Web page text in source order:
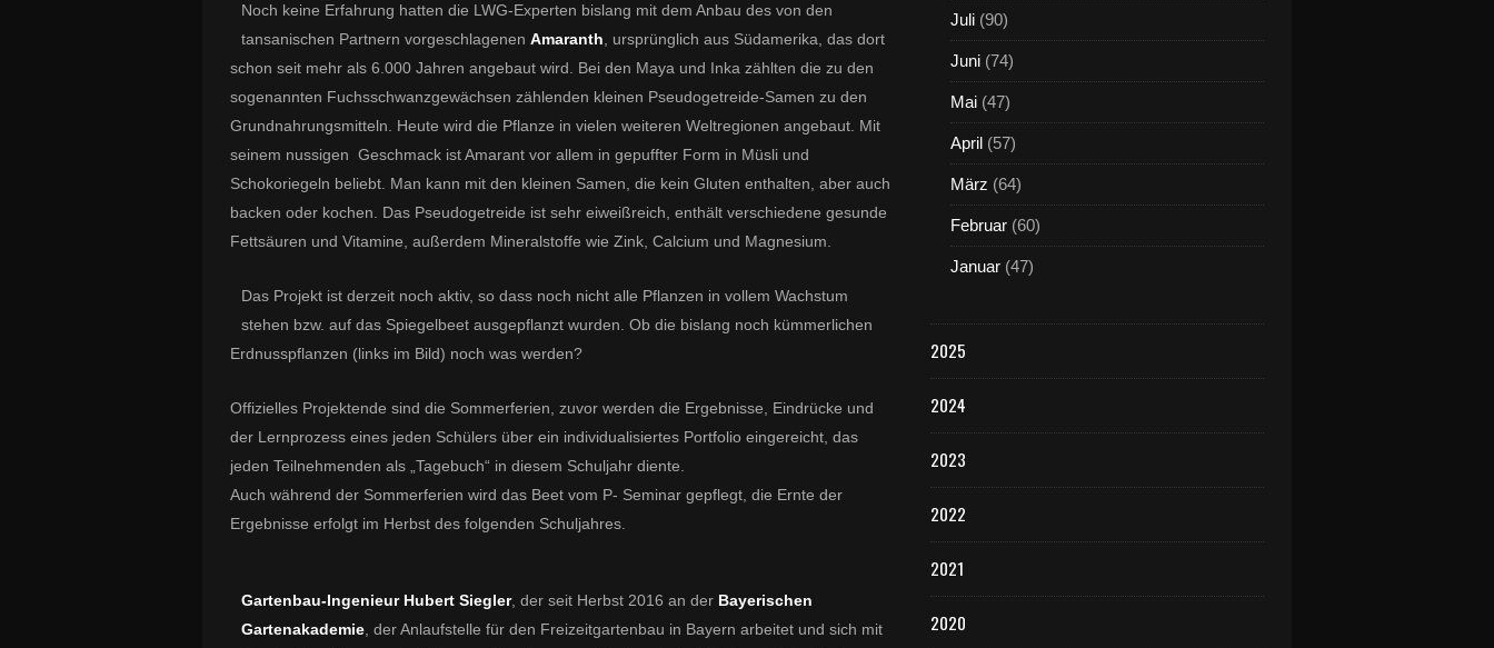
Noch keine Erfahrung hatten die LWG-Experten bislang mit dem Anbau des von den
tansanischen Partnern vorgeschlagenen Amaranth , ursprünglich aus Südamerika, das dort
schon seit mehr als 6.000 Jahren angebaut wird. Bei den Maya und Inka zählten die zu den
sogenannten Fuchsschwanzgewächsen zählenden kleinen Pseudogetreide-Samen zu den
Grundnahrungsmitteln. Heute wird die Pflanze in vielen weiteren Weltregionen angebaut. Mit
seinem nussigen Geschmack ist Amarant vor allem in gepuffter Form in Müsli und
Schokoriegeln beliebt. Man kann mit den kleinen Samen, die kein Gluten enthalten, aber auch
backen oder kochen. Das Pseudogetreide ist sehr eiweißreich, enthält verschiedene gesunde
Fettsäuren und Vitamine, außerdem Mineralstoffe wie Zink, Calcium und Magnesium.
Das Projekt ist derzeit noch aktiv, so dass noch nicht alle Pflanzen in vollem Wachstum
stehen bzw. auf das Spiegelbeet ausgepflanzt wurden. Ob die bislang noch kümmerlichen
Erdnusspflanzen (links im Bild) noch was werden?
Offizielles Projektende sind die Sommerferien, zuvor werden die Ergebnisse, Eindrücke und
der Lernprozess eines jeden Schülers über ein individualisiertes Portfolio eingereicht, das
jeden Teilnehmenden als „Tagebuch“ in diesem Schuljahr diente.
Auch während der Sommerferien wird das Beet vom P- Seminar gepflegt, die Ernte der
Ergebnisse erfolgt im Herbst des folgenden Schuljahres.
Gartenbau-Ingenieur Hubert Siegler, der seit Herbst 2016 an der Bayerischen
Gartenakademie , der Anlaufstelle für den Freizeitgartenbau in Bayern arbeitet und sich mit
Juli (90)
Juni (74)
Mai (47)
April (57)
März (64)
Februar (60)
Januar (47)
2025
2024
2023
2022
2021
2020